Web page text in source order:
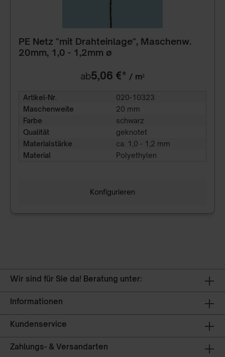
PE Netz "mit Drahteinlage", Maschenw.
20mm, 1,0 - 1,2mm ø
ab5,06 €* / m²
Artikel-Nr.
020-10323
Maschenweite
20 mm
Farbe
schwarz
Qualität
geknotet
Materialstärke
ca. 1,0 - 1,2 mm
Material
Polyethylen
Konfigurieren
Wir sind für Sie da! Beratung unter:
Informationen
Kundenservice
Zahlungs- & Versandarten